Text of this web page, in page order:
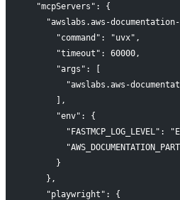
"mcpServers": {
"awslabs.aws-
     "command": "uvx",
     "timeout": 60000,
     "args": [
"awslabs.aws-
     ],
     "env": {
"FASTMCP_LOG_LEVEL":
     }
   },
   "playwright": {